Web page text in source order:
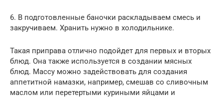
6. В подготовленные баночки раскладываем смесь и
закручиваем. Хранить нужно в холодильнике.
Такая приправа отлично подойдет для первых и вторых
блюд. Она также используется в создании мясных
блюд. Массу можно задействовать для создания
аппетитной намазки, например, смешав со сливочным
маслом или перетертыми куриными яйцами и